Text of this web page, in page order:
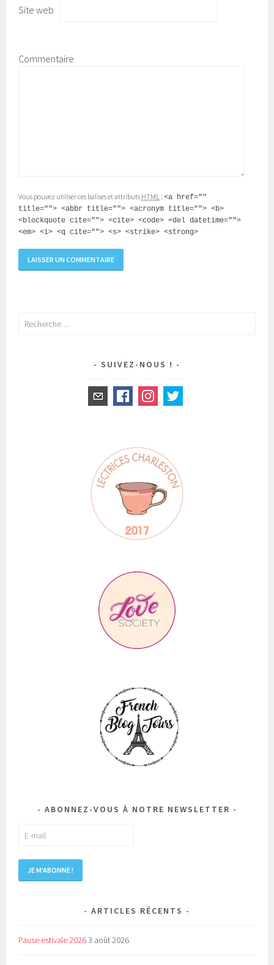
Site web
Commentaire
Vous pouvez utiliser ces balises et attributs HTML :<a href=""
title=""> <abbr title=""> <acronym title=""> <b>
<blockquote cite=""> <cite> <code> <del datetime="">
<em> <i> <q cite=""> <s> <strike> <strong>
Rechercher :
SUIVEZ-NOUS !
ABONNEZ-VOUS À NOTRE NEWSLETTER
ARTICLES RÉCENTS
Pause estivale 20263 août 2026